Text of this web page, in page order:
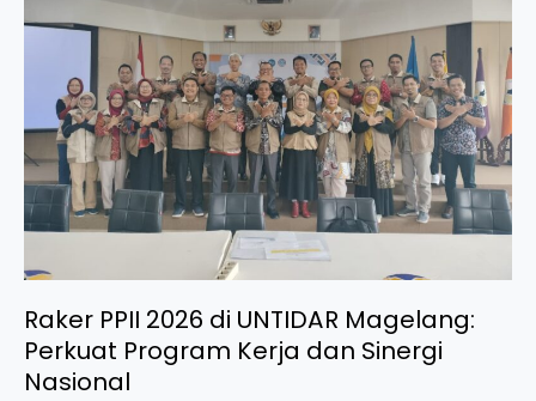
Raker PPII 2026 di UNTIDAR Magelang:
Perkuat Program Kerja dan Sinergi
Nasional